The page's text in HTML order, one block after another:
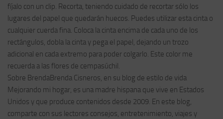
fíjalo con un clip. Recorta, teniendo cuidado de recortar sólo los
lugares del papel que quedarán huecos. Puedes utilizar esta cinta o
cualquier cuerda fina. Coloca la cinta encima de cada uno de los
rectángulos, dobla la cinta y pega el papel, dejando un trozo
adicional en cada extremo para poder colgarlo. Este color me
recuerda a las flores de cempasúchil.
Sobre BrendaBrenda Cisneros, en su blog de estilo de vida
Mejorando mi hogar, es una madre hispana que vive en Estados
Unidos y que produce contenidos desde 2009. En este blog,
comparte con sus lectores consejos, entretenimiento, viajes y